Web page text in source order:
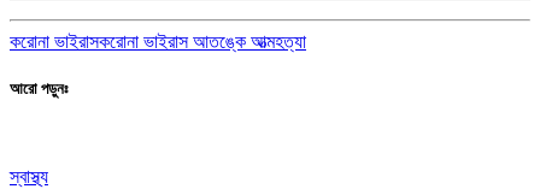
করোনা ভাইরাসকরোনা ভাইরাস আতঙ্কে আত্মহত্যা
আরো পড়ুনঃ
স্বাস্থ্য